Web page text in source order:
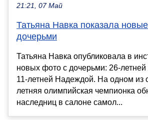
21:21, 07 Май
Татьяна Навка показала
дочерьми
Татьяна Навка опубликовала в
новых фото с дочерьми: 26-
11-летней Надеждой. На одном из
летняя олимпийская чемпионка
наследниц в салоне самол...